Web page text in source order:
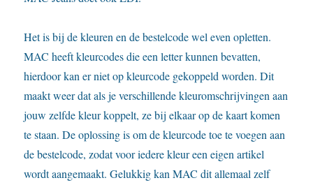
Het is bij de kleuren en de bestelcode wel even opletten.
MAC heeft kleurcodes die een letter kunnen bevatten,
hierdoor kan er niet op kleurcode gekoppeld worden. Dit
maakt weer dat als je verschillende kleuromschrijvingen aan
jouw zelfde kleur koppelt, ze bij elkaar op de kaart komen
te staan. De oplossing is om de kleurcode toe te voegen aan
de bestelcode, zodat voor iedere kleur een eigen artikel
wordt aangemaakt. Gelukkig kan MAC dit allemaal zelf